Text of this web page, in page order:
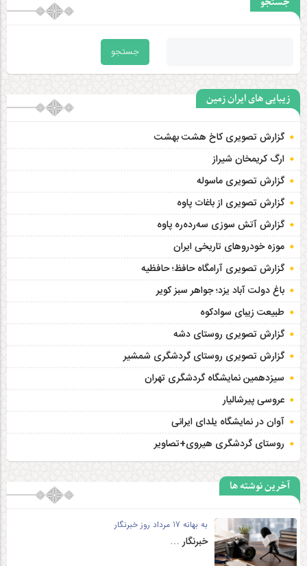
زیبایی های ایران زمین
گزارش تصویری کاخ هشت‌ بهشت
ارگ کریمخان شیراز
گزارش تصویری ماسوله
گزارش تصویری از باغات پاوه
گزارش آتش سوزی سەردەرە پاوه
موزه خودروهای تاریخی ایران
گزارش تصویری آرامگاه حافظ؛ حافظیه‎
باغ دولت آباد یزد؛ جواهر سبز کویر
طبیعت زیبای سوادکوه
گزارش تصویری روستای دشه
گزارش تصویری روستای گردشگری شمشیر
سیزدهمین نمایشگاه گردشگری تهران
عروسی پیرشالیار
آوان در نمایشگاه یلدای ایرانی
روستای گردشگری هیروی+تصاویر
آخرین نوشته ها
به بهانه 17 مرداد روز خبرنگار
خبرنگار …